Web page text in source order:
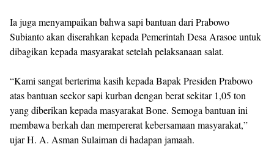
Ia juga menyampaikan bahwa sapi bantuan dari Prabowo
Subianto akan diserahkan kepada Pemerintah Desa Arasoe untuk
dibagikan kepada masyarakat setelah pelaksanaan salat.
“Kami sangat berterima kasih kepada Bapak Presiden Prabowo
atas bantuan seekor sapi kurban dengan berat sekitar 1,05 ton
yang diberikan kepada masyarakat Bone. Semoga bantuan ini
membawa berkah dan mempererat kebersamaan masyarakat,”
ujar H. A. Asman Sulaiman di hadapan jamaah.